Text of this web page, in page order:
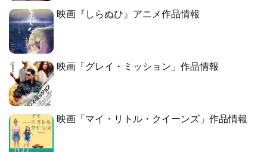
映画『しらぬひ』アニメ作品情報
映画「グレイ・ミッション」作品情報
映画「マイ・リトル・クイーンズ」作品情報